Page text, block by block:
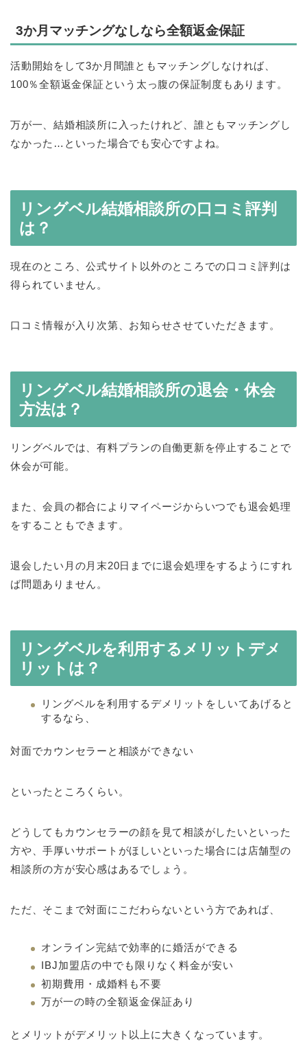
3か月マッチングなしなら全額返金保証
活動開始をして3か月間誰ともマッチングしなければ、
100％全額返金保証という太っ腹の保証制度もあります。
万が一、結婚相談所に入ったけれど、誰ともマッチングし
なかった…といった場合でも安心ですよね。
リングベル結婚相談所の口コミ評判
は？
現在のところ、公式サイト以外のところでの口コミ評判は
得られていません。
口コミ情報が入り次第、お知らせさせていただきます。
リングベル結婚相談所の退会・休会
方法は？
リングベルでは、有料プランの自働更新を停止することで
休会が可能。
また、会員の都合によりマイページからいつでも退会処理
をすることもできます。
退会したい月の月末20日までに退会処理をするようにすれ
ば問題ありません。
リングベルを利用するメリットデメ
リットは？
リングベルを利用するデメリットをしいてあげると
するなら、
対面でカウンセラーと相談ができない
といったところくらい。
どうしてもカウンセラーの顔を見て相談がしたいといった
方や、手厚いサポートがほしいといった場合には店舗型の
相談所の方が安心感はあるでしょう。
ただ、そこまで対面にこだわらないという方であれば、
オンライン完結で効率的に婚活ができる
IBJ加盟店の中でも限りなく料金が安い
初期費用・成婚料も不要
万が一の時の全額返金保証あり
とメリットがデメリット以上に大きくなっています。